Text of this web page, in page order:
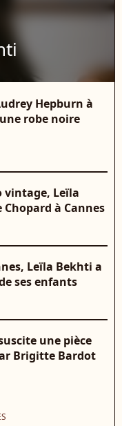
Hepburn à
robe noire
vintage, Leïla
à Cannes
Leïla Bekhti a
ses enfants
une pièce
Brigitte Bardot